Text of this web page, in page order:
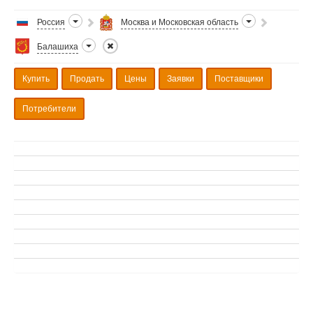
Россия Москва и Московская область
Балашиха
Купить Продать Цены Заявки Поставщики
Потребители